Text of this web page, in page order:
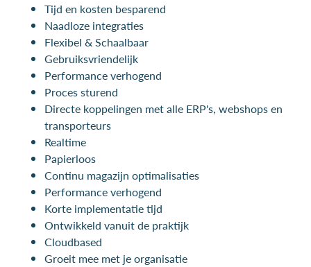
Tijd en kosten besparend
Naadloze integraties
Flexibel & Schaalbaar
Gebruiksvriendelijk
Performance verhogend
Proces sturend
Directe koppelingen met alle ERP's, webshops en
transporteurs
Realtime
Papierloos
Continu magazijn optimalisaties
Performance verhogend
Korte implementatie tijd
Ontwikkeld vanuit de praktijk
Cloudbased
Groeit mee met je organisatie